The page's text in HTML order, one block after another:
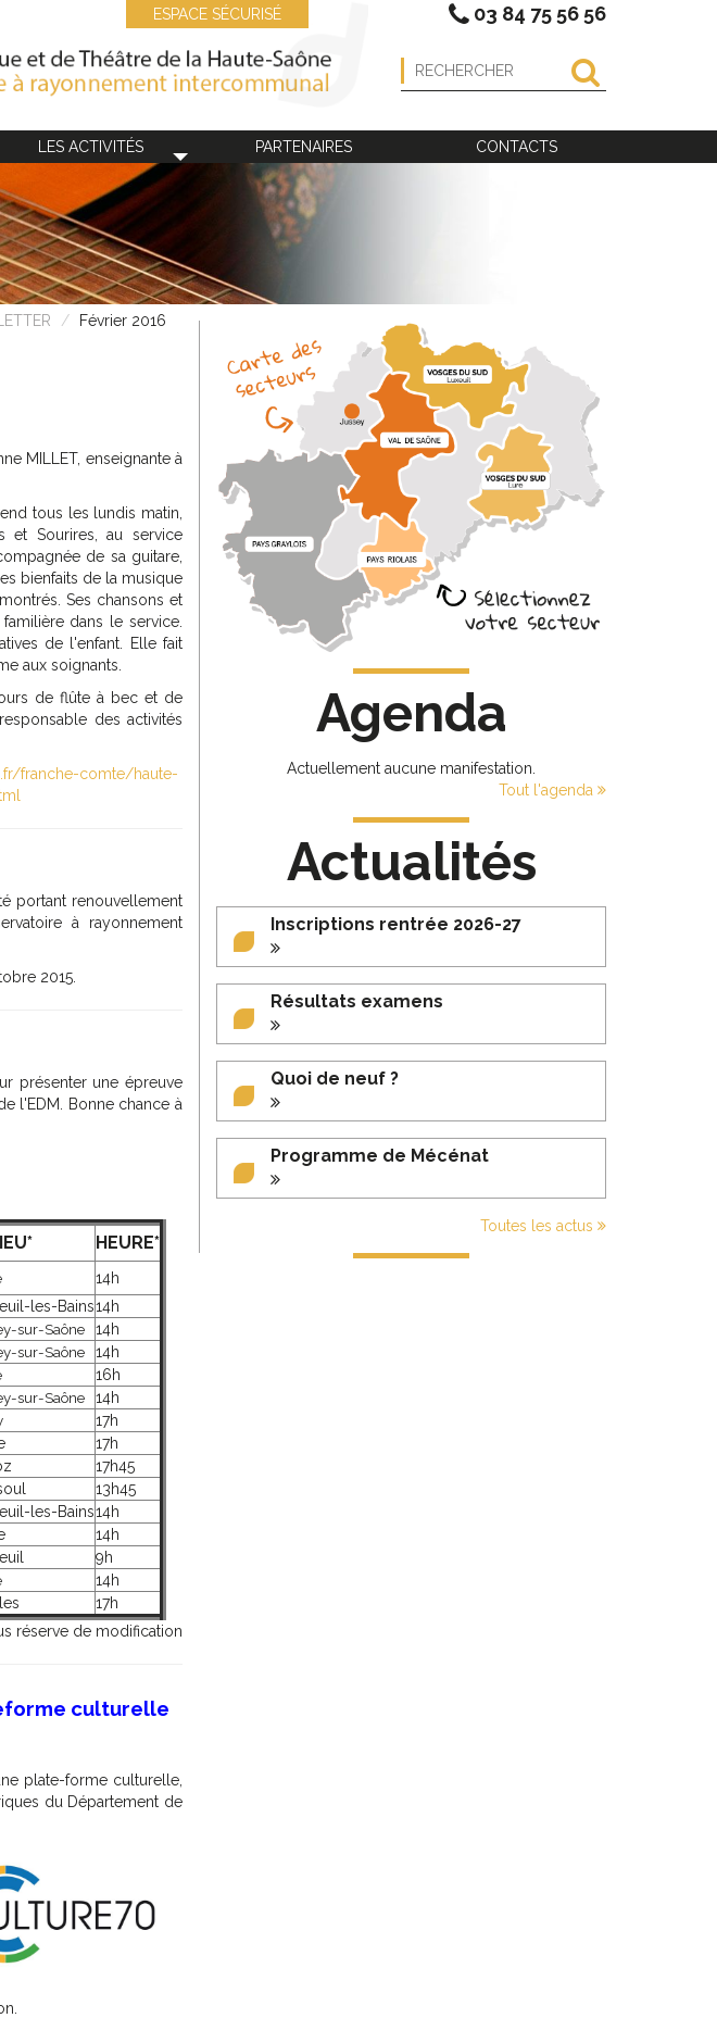
ESPACE SÉCURISÉ 03 84 75 56 56
LES ACTIVITÉS PARTENAIRES CONTACTS
Février 2016
MILLET, enseignante à
tous les lundis matin,
et Sourires, au service
de sa guitare,
bienfaits de la musique
Ses chansons et
dans le service.
de l'enfant. Elle fait
aux soignants.
de flûte à bec et de
des activités
franche-comte/haute-
portant renouvellement
à rayonnement
2015.
présenter une épreuve
l'EDM. Bonne chance à
HEURE*
14h
les-Bains14h
sur-Saône
14h
sur-Saône
14h
16h
sur-Saône
14h
17h
17h
17h45
13h45
les-Bains14h
14h
9h
14h
17h
réserve de modification
culturelle
plate-forme culturelle,
du Département de
Agenda
Actuellement aucune manifestation.
Tout l'agenda
Actualités
Inscriptions rentrée 2026-27
Résultats examens
Quoi de neuf ?
Programme de Mécénat
Toutes les actus